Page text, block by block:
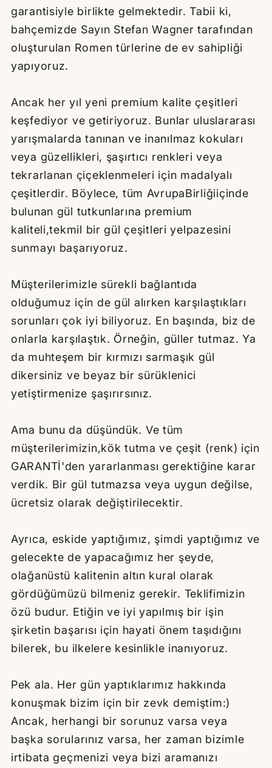
garantisiyle birlikte gelmektedir. Tabii ki,
bahçemizde Sayın Stefan Wagner tarafından
oluşturulan Romen türlerine de ev sahipliği
yapıyoruz.
Ancak her yıl yeni premium kalite çeşitleri
keşfediyor ve getiriyoruz. Bunlar uluslararası
yarışmalarda tanınan ve inanılmaz kokuları
veya güzellikleri, şaşırtıcı renkleri veya
tekrarlanan çiçeklenmeleri için madalyalı
çeşitlerdir. Böylece, tüm AvrupaBirliğiiçinde
bulunan gül tutkunlarına premium
kaliteli,tekmil bir gül çeşitleri yelpazesini
sunmayı başarıyoruz.
Müşterilerimizle sürekli bağlantıda
olduğumuz için de gül alırken karşılaştıkları
sorunları çok iyi biliyoruz. En başında, biz de
onlarla karşılaştık. Örneğin, güller tutmaz. Ya
da muhteşem bir kırmızı sarmaşık gül
dikersiniz ve beyaz bir sürüklenici
yetiştirmenize şaşırırsınız.
Ama bunu da düşündük. Ve tüm
müşterilerimizin,kök tutma ve çeşit (renk) için
GARANTİ'den yararlanması gerektiğine karar
verdik. Bir gül tutmazsa veya uygun değilse,
ücretsiz olarak değiştirilecektir.
Ayrıca, eskide yaptığımız, şimdi yaptığımız ve
gelecekte de yapacağımız her şeyde,
olağanüstü kalitenin altın kural olarak
gördüğümüzü bilmeniz gerekir. Teklifimizin
özü budur. Etiğin ve iyi yapılmış bir işin
şirketin başarısı için hayati önem taşıdığını
bilerek, bu ilkelere kesinlikle inanıyoruz.
Pek ala. Her gün yaptıklarımız hakkında
konuşmak bizim için bir zevk demiştim:)
Ancak, herhangi bir sorunuz varsa veya
başka sorularınız varsa, her zaman bizimle
irtibata geçmenizi veya bizi aramanızı